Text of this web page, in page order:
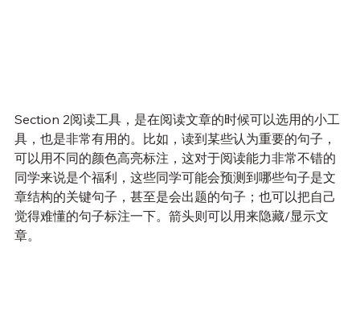
Section 2阅读工具，是在阅读文章的时候可以选用的小工
具，也是非常有用的。比如，读到某些认为重要的句子，
可以用不同的颜色高亮标注，这对于阅读能力非常不错的
同学来说是个福利，这些同学可能会预测到哪些句子是文
章结构的关键句子，甚至是会出题的句子；也可以把自己
觉得难懂的句子标注一下。箭头则可以用来隐藏/显示文
章。